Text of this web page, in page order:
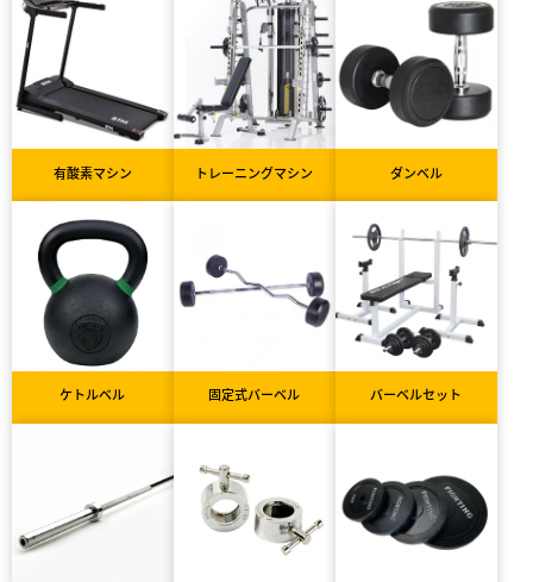
有酸素マシン トレーニングマシン ダンベル
ケトルベル 固定式バーベル バーベルセット